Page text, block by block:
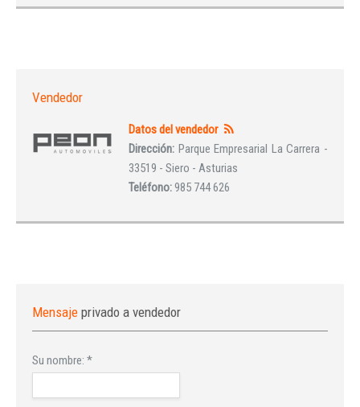
Vendedor
Datos del vendedor
Dirección: Parque Empresarial La Carrera -
33519 - Siero - Asturias
Teléfono:985 744 626
Mensaje privado a vendedor
Su nombre: *